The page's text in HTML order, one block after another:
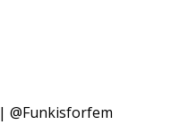
@Funkisforfem